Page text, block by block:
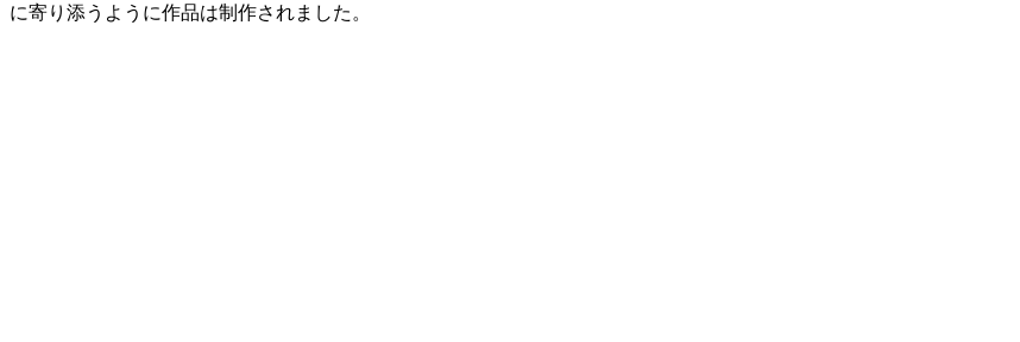
に寄り添うように作品は制作されました。